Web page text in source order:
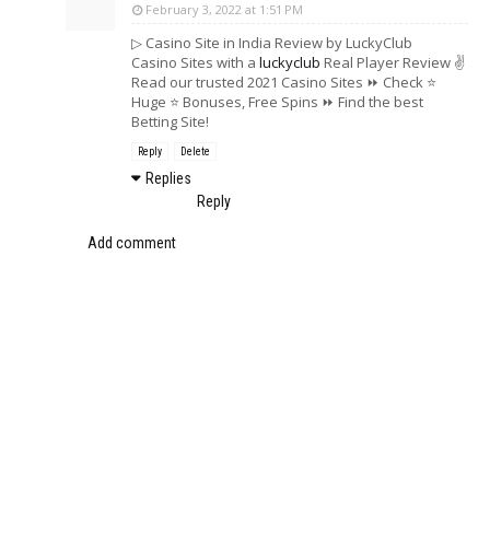
February 3, 2022 at 1:51 PM
▷ Casino Site in India Review by LuckyClub
Casino Sites with a luckyclub Real Player Review ✌
Read our trusted 2021 Casino Sites ⏩ Check ⭐
Huge ⭐ Bonuses, Free Spins ⏩ Find the best
Betting Site!
Reply Delete
Replies
Reply
Add comment